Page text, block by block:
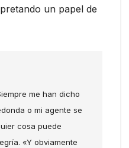
un papel de
me han dicho
o mi agente se
cosa puede
«Y obviamente